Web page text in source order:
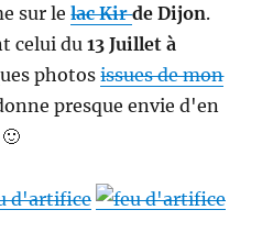
sur lelac Kirde Dijon.
celui du13 Juillet à
photosissues de mon
presque envie d'en
🙂